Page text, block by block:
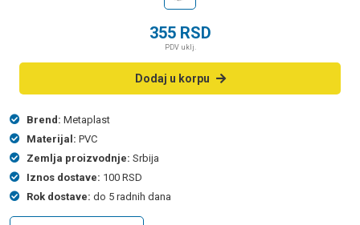
355 RSD
PDV uklj.
Dodaj u korpu
Brend: Metaplast
Materijal: PVC
Zemlja proizvodnje: Srbija
Iznos dostave: 100 RSD
Rok dostave: do 5 radnih dana